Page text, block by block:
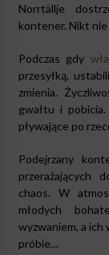
Norrtällje
kontener. Nikt nie
Podczas gdy
przesyłką,
zmienia.
gwałtu i
pływające po
Podejrzany
przerażających
chaos. W
młodych
wyzwaniem, a ich
próbie…